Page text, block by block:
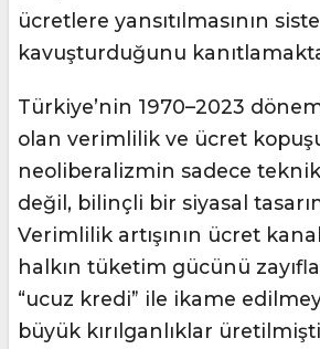
ücretlere yansıtılmasının
kavuşturduğunu
Türkiye’nin 1970–2023
olan verimlilik ve ücret
neoliberalizmin sadece
değil, bilinçli bir siyasal
Verimlilik artışının ücret
halkın tüketim gücünü
“ucuz kredi” ile ikame
büyük kırılganlıklar